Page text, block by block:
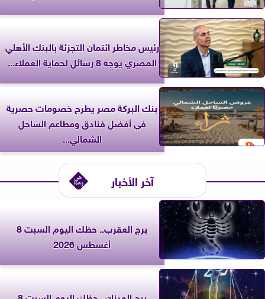
رئيس مخاطر ائتمان التجزئة بالبنك الأهلي
المصري يوجه 8 رسائل لحماية العملاء...
بنك البركة مصر يطرح خصومات حصرية
في أفضل فنادق ومطاعم الساحل
الشمالي...
آخر الأخبار
برج العقرب.. حظك اليوم السبت 8
أغسطس 2026